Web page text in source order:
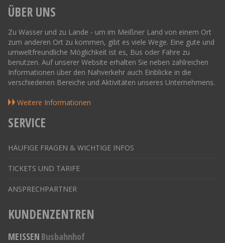
ÜBER UNS
Zu Wasser und zu Lande - um im Meißner Land von einem Ort
zum anderen Ort zu kommen, gibt es viele Wege. Eine gute und
umweltfreundliche Möglichkeit ist es, Bus oder Fähre zu
benutzen. Auf unserer Website erhalten Sie neben zahlreichen
Informationen über den Nahverkehr auch Einblicke in die
verschiedenen Bereiche und Aktivitäten unseres Unternehmens.
Weitere Informationen
SERVICE
HÄUFIGE FRAGEN & WICHTIGE INFOS
TICKETS UND TARIFE
ANSPRECHPARTNER
KUNDENZENTREN
MEISSEN Busbahnhof